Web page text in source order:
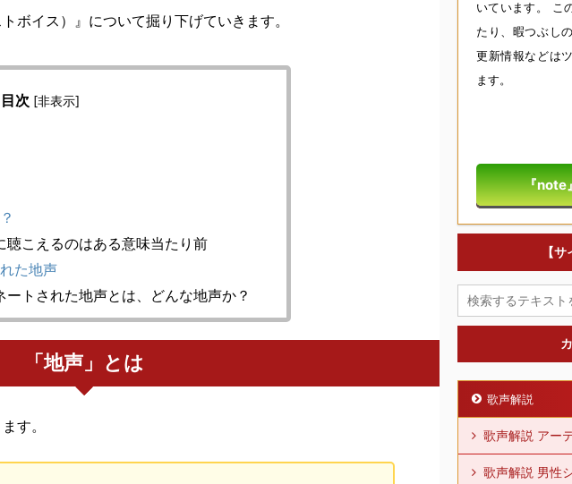
ボイス）』について掘り下げていきます。
目次 [非表示]
聴こえるのはある意味当たり前
た地声
トされた地声とは、どんな地声か？
「地声」とは
す。
いています。 こ
たり、暇つぶし
更新情報などは
ます。
『note
【
歌声解説
歌声解説 アー
歌声解説 男性